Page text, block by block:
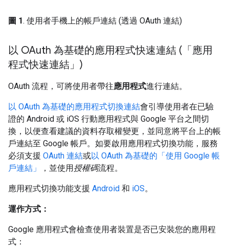
圖 1. 使用者手機上的帳戶連結 (透過 OAuth 連結)
以 OAuth 為基礎的應用程式快速連結 (「應用
程式快速連結」)
OAuth 流程，可將使用者帶往應用程式進行連結。
以 OAuth 為基礎的應用程式切換連結會引導使用者在已驗
證的 Android 或 iOS 行動應用程式與 Google 平台之間切
換，以便查看建議的資料存取權變更，並同意將平台上的帳
戶連結至 Google 帳戶。如要啟用應用程式切換功能，服務
必須支援 OAuth 連結或以 OAuth 為基礎的「使用 Google 帳
戶連結」
，並使用授權碼流程。
應用程式切換功能支援 Android 和 iOS。
運作方式：
Google 應用程式會檢查使用者裝置是否已安裝您的應用程
式：